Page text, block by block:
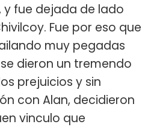
fue dejada de lado
Fue por eso que
muy pegadas
dieron un tremendo
prejuicios y sin
con Alan, decidieron
vinculo que